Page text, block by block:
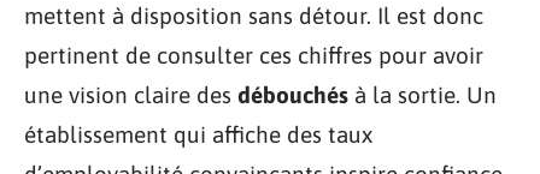
mettent à disposition sans détour. Il est donc
pertinent de consulter ces chiffres pour avoir
une vision claire des débouchés à la sortie. Un
établissement qui affiche des taux